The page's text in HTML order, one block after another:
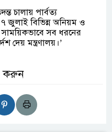
চালায় পার্বত্য
৭ জুলাই বিভিন্ন অনিয়ম ও
সব ধরনের
দেয় মন্ত্রণালয়।’
করুন